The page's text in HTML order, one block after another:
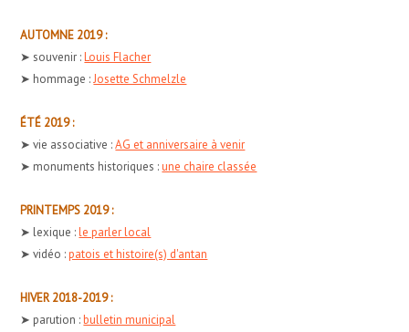
AUTOMNE 2019 :
➤ souvenir :Louis Flacher
➤ hommage :Josette Schmelzle
ÉTÉ 2019 :
➤ vie associative :AG et anniversaire à venir
➤ monuments historiques :une chaire classée
PRINTEMPS 2019 :
➤ lexique :le parler local
➤ vidéo :patois et histoire(s) d'antan
HIVER 2018-2019 :
➤ parution :bulletin municipal